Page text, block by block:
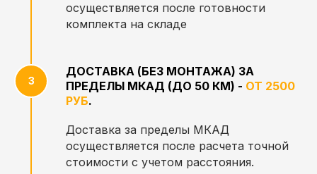
осуществляется после готовности
комплекта на складе
ДОСТАВКА (БЕЗ МОНТАЖА) ЗА
ПРЕДЕЛЫ МКАД (ДО 50 КМ) - ОТ 2500
РУБ.
Доставка за пределы МКАД
осуществляется после расчета точной
стоимости с учетом расстояния.